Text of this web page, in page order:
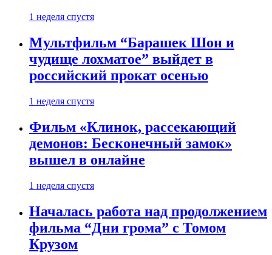
1 неделя спустя
Мультфильм “Барашек Шон и
чудище лохматое” выйдет в
российский прокат осенью
1 неделя спустя
Фильм «Клинок, рассекающий
демонов: Бесконечный замок»
вышел в онлайне
1 неделя спустя
Началась работа над продолжением
фильма “Дни грома” с Томом
Крузом